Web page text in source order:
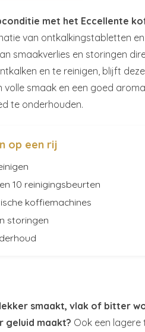
met het Eccellente
van ontkalkingstabletten
smaakverlies en storingen
en te reinigen, blijft
smaak en een goed
te onderhouden.
op een rij
10 reinigingsbeurten
koffiemachines
storingen
smaakt, vlak of bitter
geluid maakt? Ook een